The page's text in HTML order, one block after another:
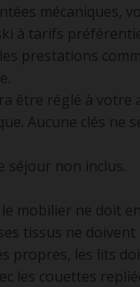
mécaniques,
à tarifs
prestations
être réglé à votre
Aucune clés ne
séjour non inclus.
le mobilier ne doit
tissus ne
propres, les lits
les couettes